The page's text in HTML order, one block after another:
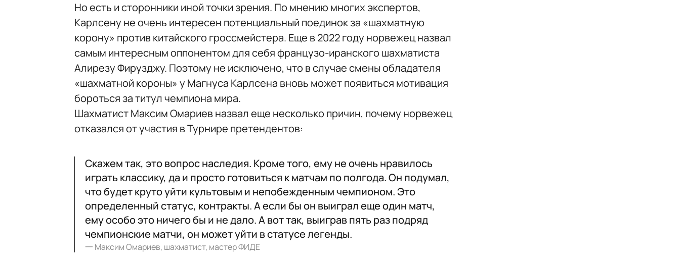
Но есть и сторонники иной точки зрения. По мнению многих экспертов,
Карлсену не очень интересен потенциальный поединок за «шахматную
корону» против китайского гроссмейстера. Еще в 2022 году норвежец назвал
самым интересным оппонентом для себя французо-иранского шахматиста
Алирезу Фирузджу. Поэтому не исключено, что в случае смены обладателя
«шахматной короны» у Магнуса Карлсена вновь может появиться мотивация
бороться за титул чемпиона мира.
Шахматист Максим Омариев назвал еще несколько причин, почему норвежец
отказался от участия в Турнире претендентов:
Скажем так, это вопрос наследия. Кроме того, ему не очень нравилось
играть классику, да и просто готовиться к матчам по полгода. Он подумал,
что будет круто уйти культовым и непобежденным чемпионом. Это
определенный статус, контракты. А если бы он выиграл еще один матч,
ему особо это ничего бы и не дало. А вот так, выиграв пять раз подряд
чемпионские матчи, он может уйти в статусе легенды.
一 Максим Омариев, шахматист, мастер ФИДЕ